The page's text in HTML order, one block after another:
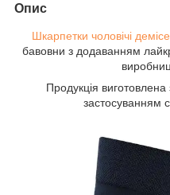
Опис
Шкарпетки чоловічі
бавовни з додаванням
Продукція виготовлена
застосуванням